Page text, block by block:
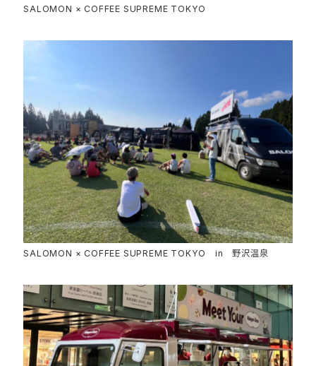
SALOMON × COFFEE SUPREME TOKYO
SALOMON × COFFEE SUPREME TOKYO in 野沢温泉